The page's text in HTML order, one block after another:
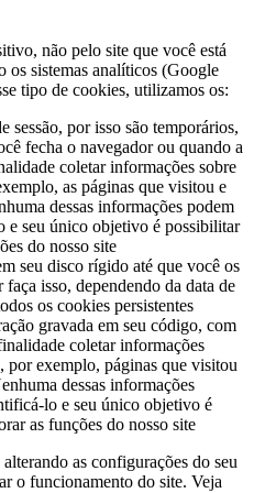
não pelo site que você está
os sistemas analíticos (Google
tipo de cookies, utilizamos os:
sessão, por isso são temporários,
fecha o navegador ou quando a
coletar informações sobre
as páginas que visitou e
dessas informações podem
e seu único objetivo é possibilitar
do nosso site
seu disco rígido até que você os
isso, dependendo da data de
os cookies persistentes
gravada em seu código, com
coletar informações
por exemplo, páginas que visitou
dessas informações
lo e seu único objetivo é
as funções do nosso site
as configurações do seu
o funcionamento do site. Veja